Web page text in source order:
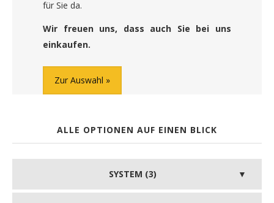
für Sie da.
Wir freuen uns, dass auch Sie bei uns
einkaufen.
Zur Auswahl
ALLE OPTIONEN AUF EINEN BLICK
SYSTEM (3)